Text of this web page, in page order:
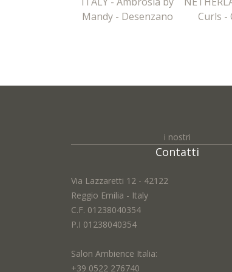
Mandy - Desenzano
Curls -
i nostri
Contatti
Via Lazzaretti 12 - 42122
Reggio Emilia - Italy
C.F. 01238040354
P.I 01238040354
Salon Ambience Italia:
+39 0522 276740